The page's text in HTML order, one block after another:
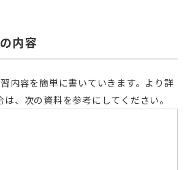
内容
内容を簡単に書いていきます。より詳
は、次の資料を参考にしてください。